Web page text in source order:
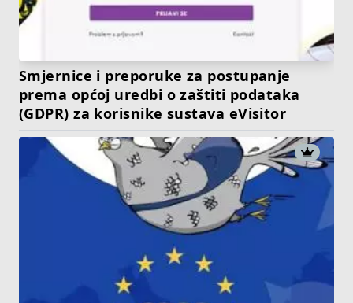
Smjernice i preporuke za postupanje
prema općoj uredbi o zaštiti podataka
(GDPR) za korisnike sustava eVisitor